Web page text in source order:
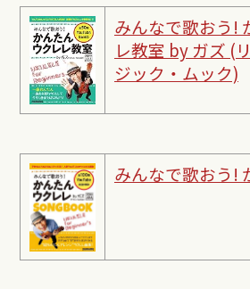
みんなで歌おう!
レ教室 by ガズ (
ジック・ムック)
みんなで歌おう!